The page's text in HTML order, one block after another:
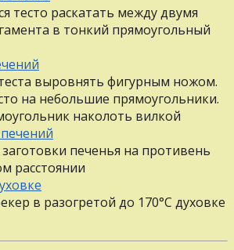
тесто раскатать между двумя
в тонкий прямоугольный
выровнять фигурным ножом.
на небольшие прямоугольники.
наколоть вилкой
печенья на противень
расстоянии
в разогретой до 170°С духовке